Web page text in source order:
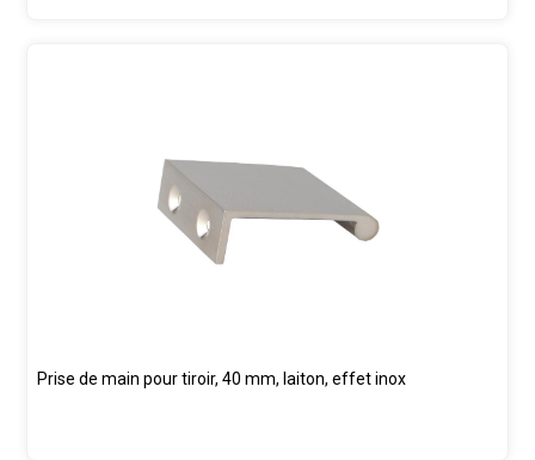
Prise de main pour tiroir, 40 mm, laiton, effet inox